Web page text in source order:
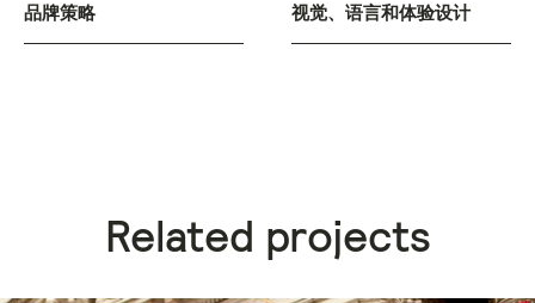
品牌策略 视觉、语言和体验设计
Related projects